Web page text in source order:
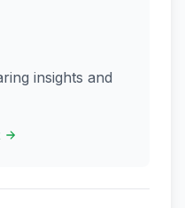
insights and